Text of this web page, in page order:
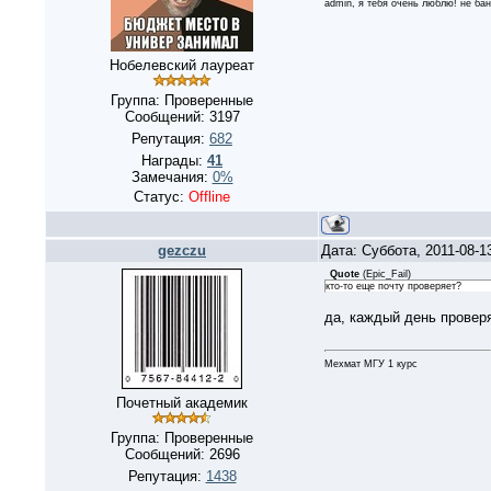
Нобелевский лауреат
Группа: Проверенные
Сообщений: 3197
Репутация: 682
Награды: 41
Замечания: 0%
Статус: Offline
admin, я тебя очень люблю! не
gezczu Дата: Суббота, 2011-
Почетный академик
Группа: Проверенные
Сообщений: 2696
Репутация: 1438
Quote (Epic_Fail )
кто-то еще почту проверяет?
да, каждый день
Мехмат МГУ 1 курс